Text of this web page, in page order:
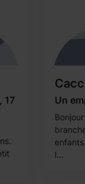
17
Un
l...